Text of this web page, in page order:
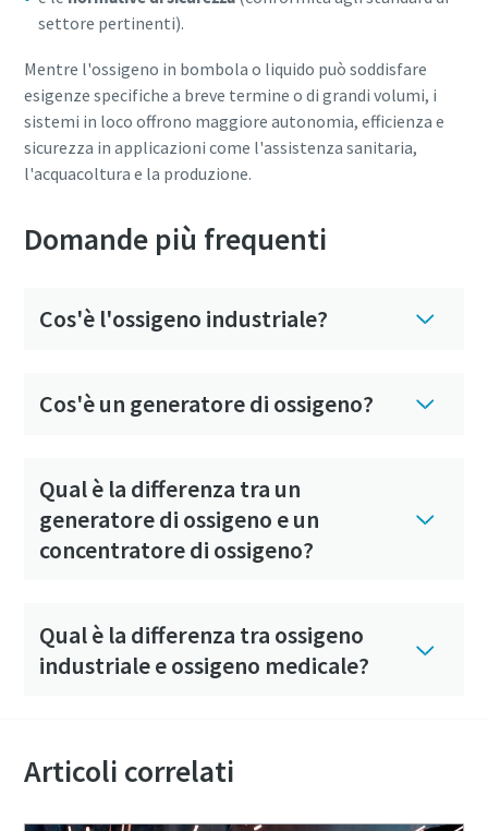
settore pertinenti).
Mentre l'ossigeno in bombola o liquido può soddisfare
esigenze specifiche a breve termine o di grandi volumi, i
sistemi in loco offrono maggiore autonomia, efficienza e
sicurezza in applicazioni come l'assistenza sanitaria,
l'acquacoltura e la produzione.
Domande più frequenti
Cos'è l'ossigeno industriale?
Cos'è un generatore di ossigeno?
Qual è la differenza tra un
generatore di ossigeno e un
concentratore di ossigeno?
Qual è la differenza tra ossigeno
industriale e ossigeno medicale?
Articoli correlati